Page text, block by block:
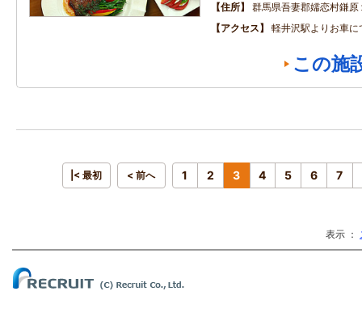
住所
群馬県吾妻郡嬬恋村鎌原
アクセス
軽井沢駅よりお車
この施
|< 最初 < 前へ 1 2 3 4 5 6 7
表示 ：